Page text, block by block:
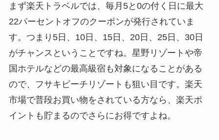
まず楽天トラベルでは、毎月5と0の付く日に最大
22パーセントオフのクーポンが発行されていま
す。つまり5日、10日、15日、20日、25日、30日
がチャンスということですね。星野リゾートや帝
国ホテルなどの最高級宿も対象になることがある
ので、フサキビーチリゾートも狙い目です。楽天
市場で普段お買い物をされている方なら、楽天ポ
イントも貯まるのでさらにお得ですよね。